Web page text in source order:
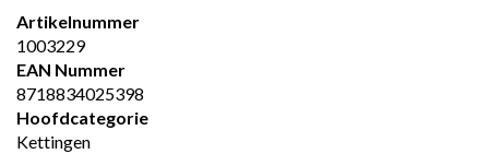
Artikelnummer
1003229
EAN Nummer
8718834025398
Hoofdcategorie
Kettingen